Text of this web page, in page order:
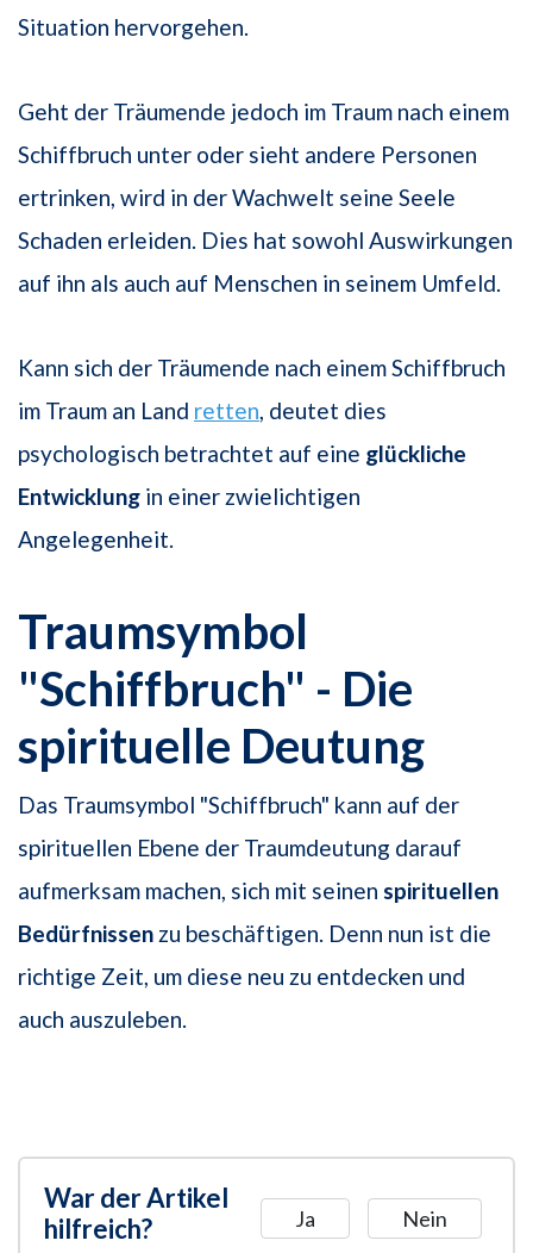
Situation hervorgehen.
Geht der Träumende jedoch im Traum nach einem
Schiffbruch unter oder sieht andere Personen
ertrinken, wird in der Wachwelt seine Seele
Schaden erleiden. Dies hat sowohl Auswirkungen
auf ihn als auch auf Menschen in seinem Umfeld.
Kann sich der Träumende nach einem Schiffbruch
im Traum an Land retten, deutet dies
psychologisch betrachtet auf eine glückliche
Entwicklung in einer zwielichtigen
Angelegenheit.
Traumsymbol
"Schiffbruch" - Die
spirituelle Deutung
Das Traumsymbol "Schiffbruch" kann auf der
spirituellen Ebene der Traumdeutung darauf
aufmerksam machen, sich mit seinen spirituellen
Bedürfnissen zu beschäftigen. Denn nun ist die
richtige Zeit, um diese neu zu entdecken und
auch auszuleben.
War der Artikel
hilfreich?
Ja Nein